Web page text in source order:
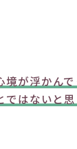
境が浮かん
はないと思